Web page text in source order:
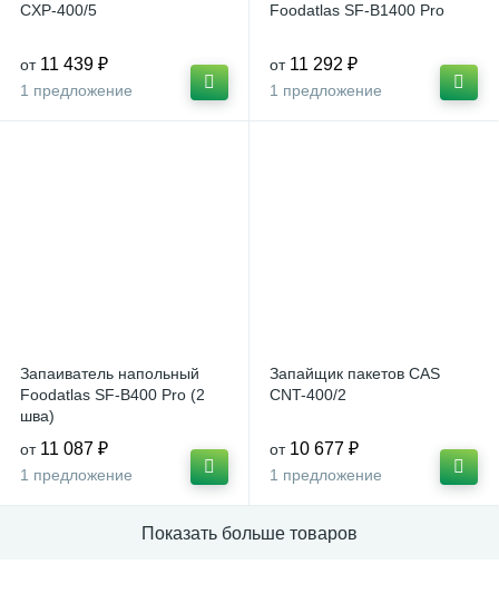
CXP-400/5
от 11 439 ₽
1 предложение
Foodatlas SF-B1400 Pro
от 11 292 ₽
1 предложение
Запаиватель напольный
Foodatlas SF-B400 Pro (2
шва)
от 11 087 ₽
1 предложение
Запайщик пакетов CAS
CNT-400/2
от 10 677 ₽
1 предложение
Показать больше товаров